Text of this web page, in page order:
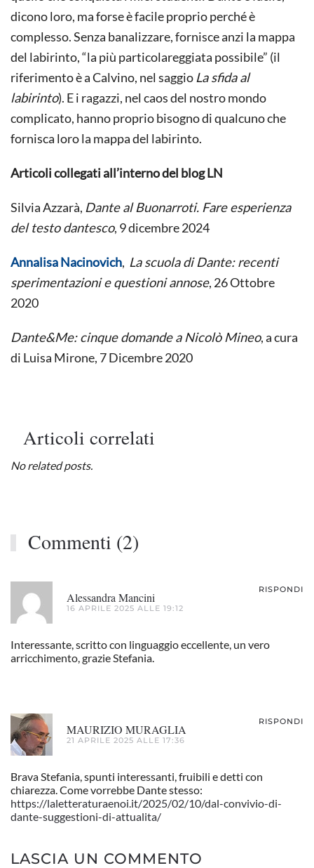
dicono loro, ma forse è facile proprio perché è
complesso. Senza banalizzare, fornisce anzi la mappa
del labirinto, “la più particolareggiata possibile” (il
riferimento è a Calvino, nel saggio La sfida al
labirinto). E i ragazzi, nel caos del nostro mondo
complicato, hanno proprio bisogno di qualcuno che
fornisca loro la mappa del labirinto.
Articoli collegati all’interno del blog LN
Silvia Azzarà, Dante al Buonarroti. Fare esperienza
del testo dantesco, 9 dicembre 2024
Annalisa Nacinovich, La scuola di Dante: recenti
sperimentazioni e questioni annose, 26 Ottobre
2020
Dante&Me: cinque domande a Nicolò Mineo, a cura
di Luisa Mirone, 7 Dicembre 2020
Articoli correlati
No related posts.
Commenti (2)
Alessandra Mancini
16 APRILE 2025 ALLE 19:12
RISPONDI
Interessante, scritto con linguaggio eccellente, un vero
arricchimento, grazie Stefania.
MAURIZIO MURAGLIA
21 APRILE 2025 ALLE 17:36
RISPONDI
Brava Stefania, spunti interessanti, fruibili e detti con
chiarezza. Come vorrebbe Dante stesso:
https://laletteraturaenoi.it/2025/02/10/dal-convivio-di-
dante-suggestioni-di-attualita/
LASCIA UN COMMENTO